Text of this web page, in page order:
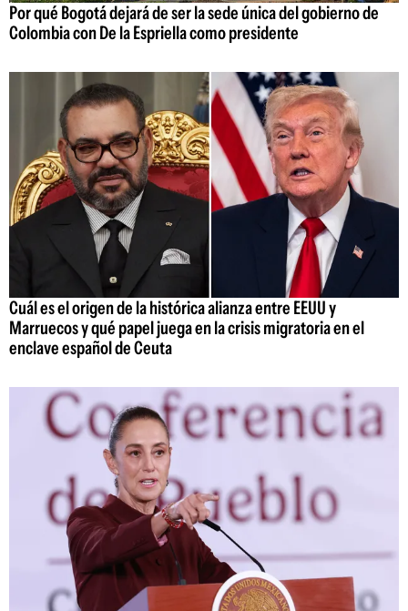
Por qué Bogotá dejará de ser la sede única del gobierno de
Colombia con De la Espriella como presidente
Cuál es el origen de la histórica alianza entre EEUU y
Marruecos y qué papel juega en la crisis migratoria en el
enclave español de Ceuta